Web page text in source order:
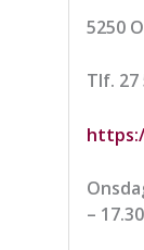
5250
Tlf. 27
– 17.30